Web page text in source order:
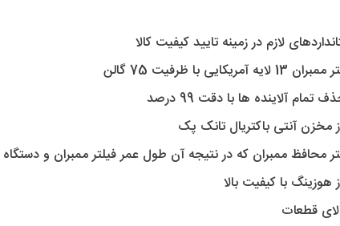
لازم در زمینه تایید کیفیت کالا
با ظرفیت 75 گالن
آلاینده ها با دقت 99 درصد
مخزن آنتی باکتریال تانک پک
محافظ ممبران که در نتیجه آن طول عمر فیلتر ممبران و
با کیفیت بالا
قطعات